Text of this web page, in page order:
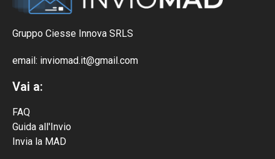
Gruppo Ciesse Innova SRLS
email: inviomad.it@gmail.com
Vai a:
FAQ
Guida all'Invio
Invia la MAD